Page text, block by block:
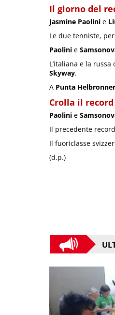
Il giorno del
Jasmine Paolini e
Le due tenniste,
Paolini e
L’italiana e la
Skyway.
A Punta Helbronner
Crolla il
Paolini e
Il precedente
Il fuoriclasse
(d.p.)